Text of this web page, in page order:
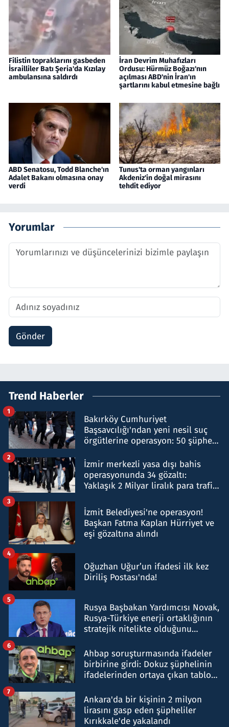
Filistin topraklarını gasbeden
İsrailliler Batı Şeria'da Kızılay
ambulansına saldırdı
İran Devrim Muhafızları
Ordusu: Hürmüz Boğazı'nın
açılması ABD'nin İran'ın
şartlarını kabul etmesine bağlı
ABD Senatosu, Todd Blanche'ın
Adalet Bakanı olmasına onay
verdi
Tunus'ta orman yangınları
Akdeniz'in doğal mirasını
tehdit ediyor
Yorumlar
Gönder
Trend Haberler
Bakırköy Cumhuriyet
Başsavcılığı'ndan yeni nesil suç
örgütlerine operasyon: 50 şüpheli
1
İzmir merkezli yasa dışı bahis
operasyonunda 34 gözaltı:
Yaklaşık 2 Milyar liralık para trafiği
2
İzmit Belediyesi'ne operasyon!
Başkan Fatma Kaplan Hürriyet ve
eşi gözaltına alındı
3
Oğuzhan Uğur’un ifadesi ilk kez
Diriliş Postası'nda!
4
Rusya Başbakan Yardımcısı Novak,
Rusya-Türkiye enerji ortaklığının
stratejik nitelikte olduğunu
5
Ahbap soruşturmasında ifadeler
birbirine girdi: Dokuz şüphelinin
ifadelerinden ortaya çıkan tablo
6
Ankara'da bir kişinin 2 milyon
lirasını gasp eden şüpheliler
Kırıkkale'de yakalandı
7